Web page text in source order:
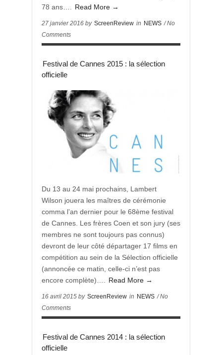
78 ans….
Read More →
27 janvier 2016 by ScreenReview in NEWS / No
Comments
Festival de Cannes 2015 : la sélection
officielle
Du 13 au 24 mai prochains, Lambert
Wilson jouera les maîtres de cérémonie
comma l’an dernier pour le 68ème festival
de Cannes. Les frères Coen et son jury (ses
membres ne sont toujours pas connus)
devront de leur côté départager 17 films en
compétition au sein de la Sélection officielle
(annoncée ce matin, celle-ci n’est pas
encore complète)….
Read More →
16 avril 2015 by ScreenReview in NEWS / No
Comments
Festival de Cannes 2014 : la sélection
officielle